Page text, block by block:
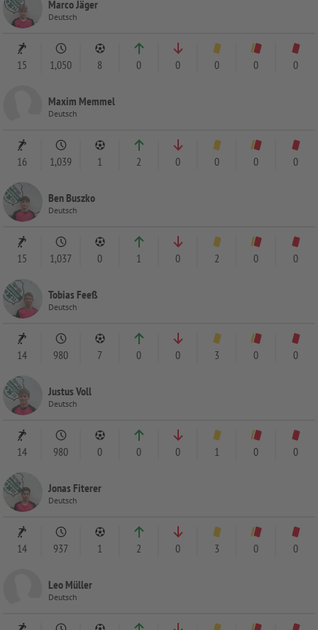
Marco Jäger
Deutsch
15 1,050 8 0 0 0 0 0
Maxim Memmel
Deutsch
16 1,039 1 2 0 0 0 0
Ben Buszko
Deutsch
15 1,037 0 1 0 2 0 0
Tobias Feeß
Deutsch
14 980 7 0 0 3 0 0
Justus Voll
Deutsch
14 980 0 0 0 1 0 0
Jonas Fiterer
Deutsch
14 937 1 2 0 3 0 0
Leo Müller
Deutsch